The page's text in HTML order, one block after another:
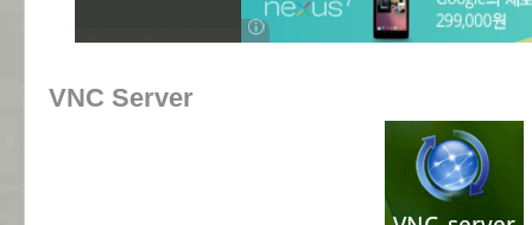
VNC Server